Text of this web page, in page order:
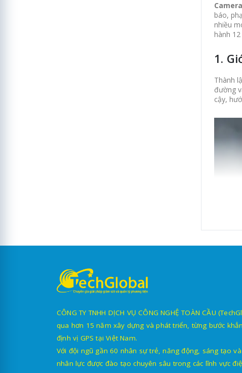
báo,
nhiều
hành
1.
Thành
đường
cậy,
CÔNG TY TNHH DỊCH VỤ CÔNG NGHỆ TOÀN CẦU
qua hơn 15 năm xây dựng và phát triển, từng bước
định vị GPS tại Việt Nam.
Với đội ngũ gần 60 nhân sự trẻ, năng động, sáng tạo
nhân lực được đào tạo chuyên sâu trong các lĩnh vực